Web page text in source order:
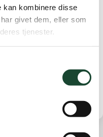
kan kombinere disse
givet dem, eller som
tjenester.
og humøret højt,
rykke sammen under
frokost.